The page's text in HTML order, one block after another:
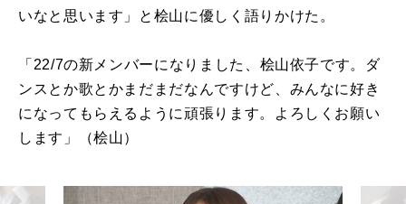
いなと思います」と桧山に優しく語りかけた。
「 22/7の新メンバーになりました、桧山依子です。ダ
ンスとか歌とかまだまだなんですけど、みんなに好き
になってもらえるように頑張ります。よろしくお願い
します」（桧山）